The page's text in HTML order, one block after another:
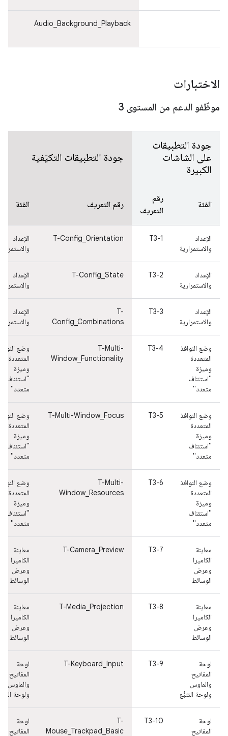
Audio_Background_Playback
الاختبارات
موظّفو الدعم من المستوى 3
جودة التطبيقات
على الشاشات
الكبيرة
جودة التطبيقات التكيّفية
الفئة
رقم
التعريف
رقم التعريف الفئة
الإعداد
والاستمرارية
T3-1
T-Config_Orientation
الإعداد
الإعداد
والاستمرارية
T3-2
T-Config_State
الإعداد
الإعداد
والاستمرارية
T3-3
T-
Config_Combinations
الإعداد
وضع النوافذ
المتعددة
وميزة
"استئناف
متعدد"
T3-4
T-Multi-
Window_Functionality
وضع
المتعددة
وميزة
"استئناف
متعدد"
وضع النوافذ
المتعددة
وميزة
"استئناف
متعدد"
T3-5
T-Multi-Window_Focus
وضع
المتعددة
وميزة
"استئناف
متعدد"
وضع النوافذ
المتعددة
وميزة
"استئناف
متعدد"
T3-6
T-Multi-
Window_Resources
وضع
المتعددة
وميزة
"استئناف
متعدد"
معاينة
الكاميرا
وعرض
الوسائط
T3-7
T-Camera_Preview
معاينة
الكاميرا
وعرض
الوسائط
معاينة
الكاميرا
وعرض
الوسائط
T3-8
T-Media_Projection
معاينة
الكاميرا
وعرض
الوسائط
لوحة
المفاتيح
والماوس
ولوحة التتبُّع
T3-9
T-Keyboard_Input
لوحة
المفاتيح
والماوس
ولوحة
لوحة
المفاتيح
T3-10
T-
Mouse_Trackpad_Basic
لوحة
المفاتيح